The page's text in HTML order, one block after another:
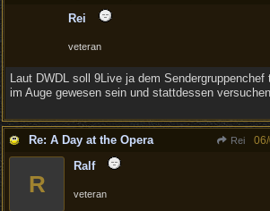
Rei
veteran
Laut DWDL soll 9Live ja dem
im Auge gewesen sein und stattdessen
Re: A Day at the Opera Rei
R
Ralf
veteran